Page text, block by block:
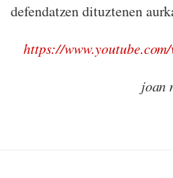
defendatzen dituztenen
https://
joan